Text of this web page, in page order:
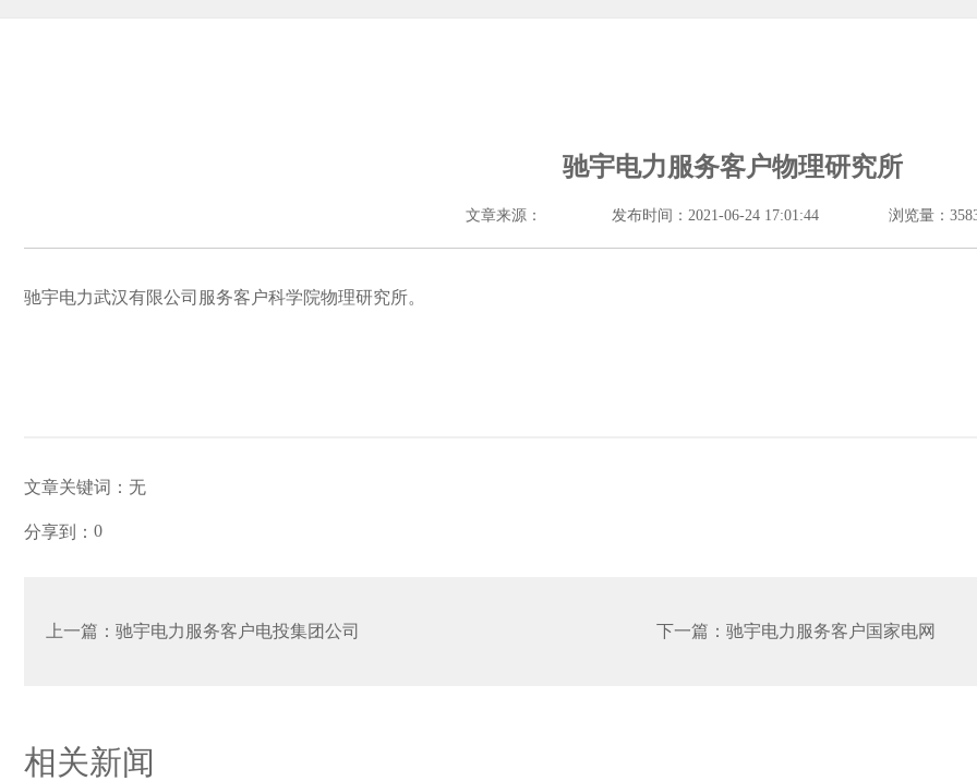
驰宇电力服务客户物理研究所
文章来源： 发布时间：2021-06-24 17:01:44 浏览量：
驰宇电力武汉有限公司服务客户科学院物理研究所。
文章关键词： 无
分享到： 0
上一篇： 驰宇电力服务客户电投集团公司 下一篇： 驰宇电力服务客户国家电网
相关新闻